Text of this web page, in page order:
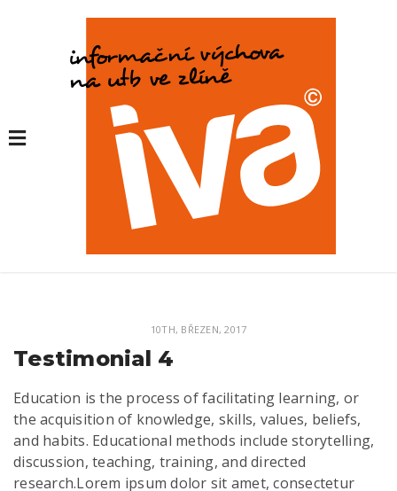
10TH, BŘEZEN, 2017
Testimonial 4
Education is the process of facilitating learning, or
the acquisition of knowledge, skills, values, beliefs,
and habits. Educational methods include storytelling,
discussion, teaching, training, and directed
research.Lorem ipsum dolor sit amet, consectetur